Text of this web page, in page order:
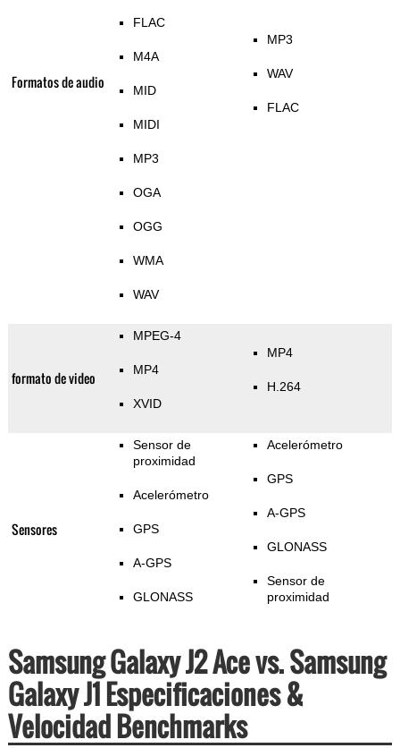
Formatos de audio
FLAC
M4A
MID
MIDI
MP3
OGA
OGG
WMA
WAV
MP3
WAV
FLAC
formato de video
MPEG-4
MP4
XVID
MP4
H.264
Sensores
Sensor de
proximidad
Acelerómetro
GPS
A-GPS
GLONASS
Acelerómetro
GPS
A-GPS
GLONASS
Sensor de
proximidad
Samsung Galaxy J2 Ace vs. Samsung
Galaxy J1 Especificaciones &
Velocidad Benchmarks